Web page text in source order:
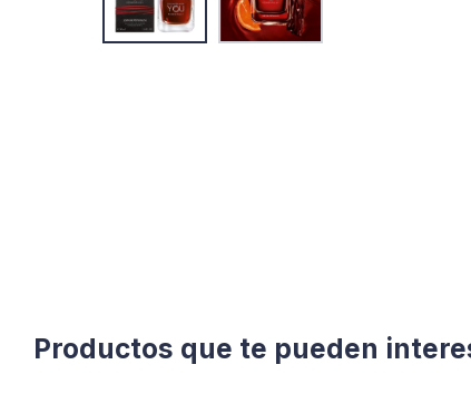
Productos que te pueden